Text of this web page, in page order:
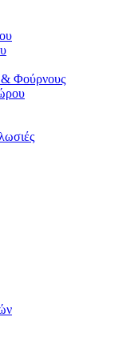
Φούρνους